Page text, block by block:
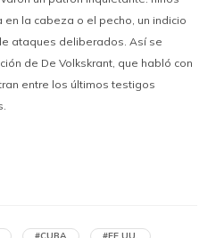
en la cabeza o el pecho, un indicio
ataques deliberados. Así se
de De Volkskrant, que habló con
entre los últimos testigos